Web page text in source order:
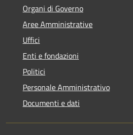
Organi di Governo
Aree Amministrative
Uffici
Enti e fondazioni
Politici
Personale Amministrativo
Documenti e dati